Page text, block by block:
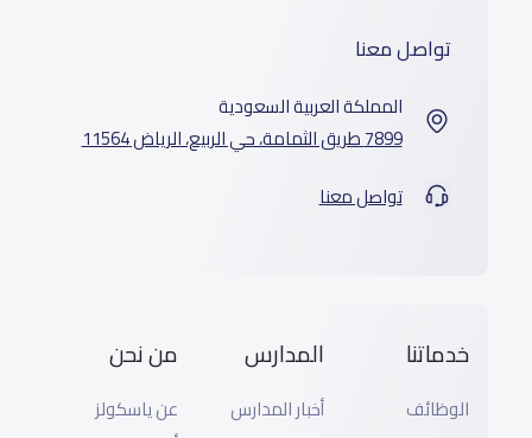
تواصل معنا
المملكة العربية السعودية
7899 طريق الثمامة، حي الربيع، الرياض 11564
تواصل معنا
خدماتنا
الوظائف
المدارس
أخبار المدارس
من نحن
عن ياسكولز